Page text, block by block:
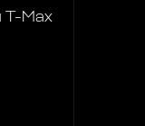
T-Max